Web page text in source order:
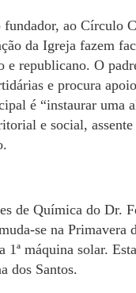
ao Círculo
da Igreja fazem
e republicano. O
e procura
é “instaurar uma
e social,
de Química do Dr.
se na Primavera
1ª máquina solar.
dos Santos.